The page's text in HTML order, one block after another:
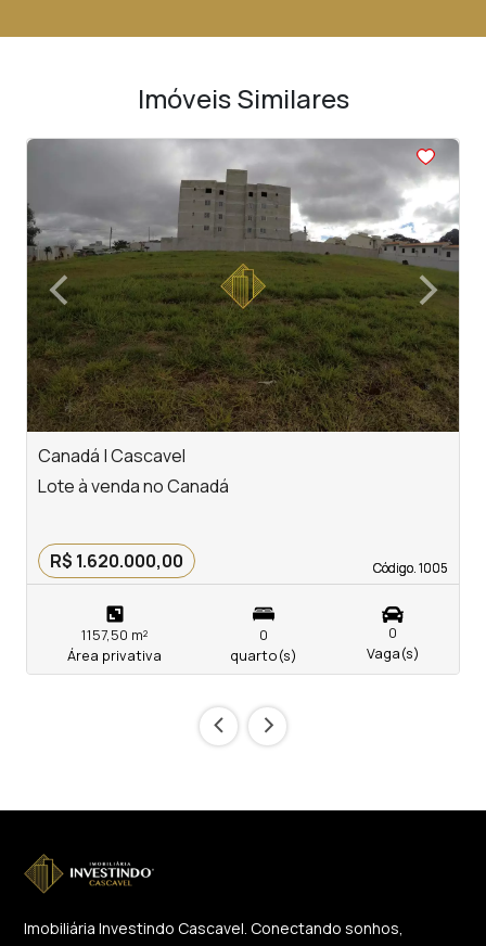
Imóveis Similares
<
‹Previous ›
Next
Canadá | Cascavel
Código. 1005
Código. 1005
Lote à venda no Canadá
R$ 1.620.000,00
1157,50 m²
Área privativa
0
quarto(s)
0
Vaga(s)
‹ ›
Imobiliária Investindo Cascavel. Conectando sonhos,